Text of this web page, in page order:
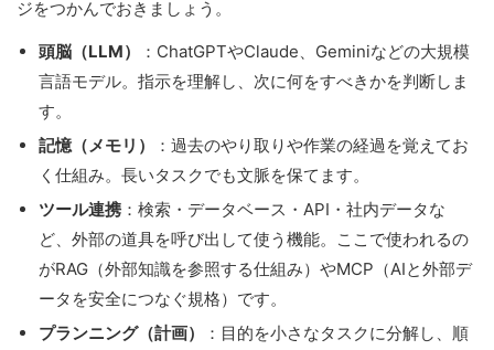
ジをつかんでおきましょう。
頭脳（LLM）
：ChatGPTやClaude、Geminiなどの大規模
言語モデル。指示を理解し、次に何をすべきかを判断しま
す。
記憶（メモリ）
：過去のやり取りや作業の経過を覚えてお
く仕組み。長いタスクでも文脈を保てます。
ツール連携 ：検索・データベース・API・社内データな
ど、外部の道具を呼び出して使う機能。ここで使われるの
がRAG（外部知識を参照する仕組み）やMCP（AIと外部デ
ータを安全につなぐ規格）です。
プランニング（計画）
：目的を小さなタスクに分解し、順